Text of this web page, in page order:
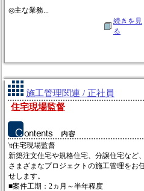
◎主な業務...
続きを見
る
施工管理関連 / 正社員
住宅現場監督
\t住宅現場監督
新築注文住宅や規格住宅、分譲住宅など、
さまざまなプロジェクトの施工管理をお
せします。
■案件工期：2ヵ月～半年程度